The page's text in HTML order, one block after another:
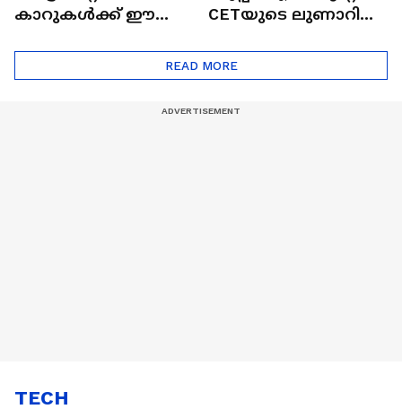
കാറുകൾക്ക് ഈ
CETയുടെ ലുണാറിസ്
Eco Marathon 2025
READ MORE
TECH